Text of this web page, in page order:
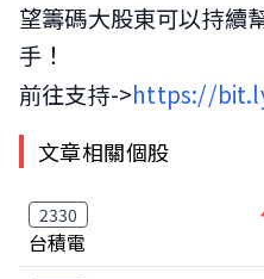
望籌碼大股東可以持續
手！
前往支持->https://
文章相關個股
2330
台積電